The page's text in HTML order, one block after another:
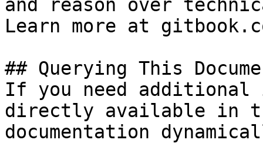
and reason over
Learn more at
## Querying This
If you need
directly available in
documentation